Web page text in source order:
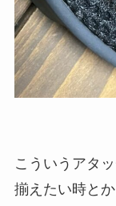
こういうアタ
揃えたい時と